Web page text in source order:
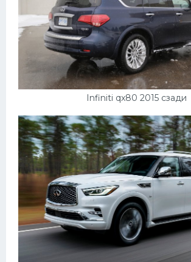
Infiniti qx80 2015 сзади